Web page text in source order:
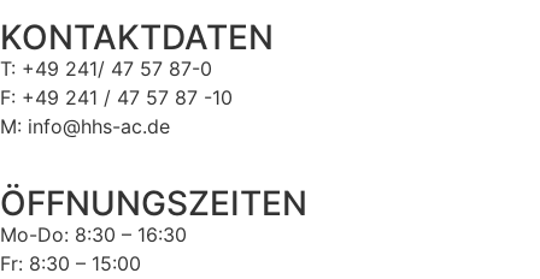
KONTAKTDATEN
T: +49 241/ 47 57 87-0
F: +49 241 / 47 57 87 -10
M: info@hhs-ac.de
ÖFFNUNGSZEITEN
Mo-Do: 8:30 – 16:30
Fr: 8:30 – 15:00